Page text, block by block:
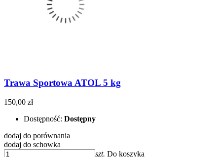
Trawa Sportowa ATOL 5 kg
150,00 zł
Dostępność: Dostępny
dodaj do porównania
dodaj do schowka
szt. Do koszyka